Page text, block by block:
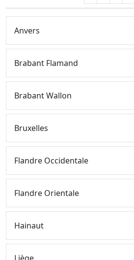
Anvers
Brabant Flamand
Brabant Wallon
Bruxelles
Flandre Occidentale
Flandre Orientale
Hainaut